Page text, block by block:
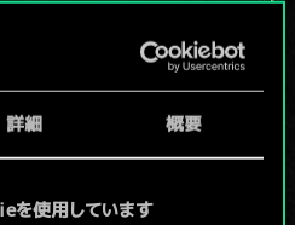
詳細 概要
を使用しています
だこれし
ッキがあ
んが、
加中！